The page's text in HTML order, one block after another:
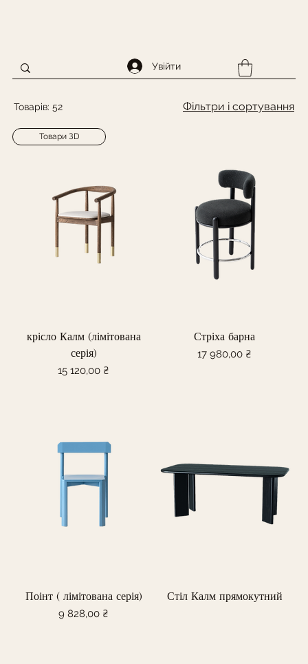
Увійти
Товарів: 52 Фільтри і сортування
крісло Калм (лімітована
серія)
Ціна
15 120,00 ₴
Стріха барна
Ціна
17 980,00 ₴
Поінт ( лімітована серія)
Ціна
9 828,00 ₴
Стіл Калм прямокутний
Товари ЗD